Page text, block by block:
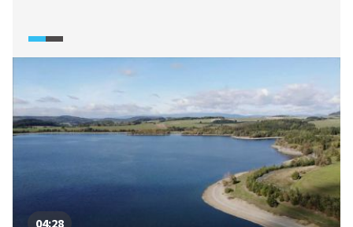
silnice jezy i pobřežní mostky objevily nad hladinou
poprvé od 60. let. Na příkladu Orlické přehrady si
alespoň částečně připomeneme původní vzhled říční
krajiny v této oblasti před tím, než vznikla přírodní
kaskáda.
04:28